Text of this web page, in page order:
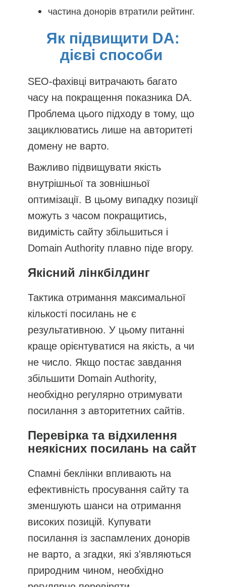
частина донорів втратили рейтинг.
Як підвищити DA:
дієві способи
SEO-фахівці витрачають багато
часу на покращення показника DA.
Проблема цього підходу в тому, що
зациклюватись лише на авторитеті
домену не варто.
Важливо підвищувати якість
внутрішньої та зовнішньої
оптимізації. В цьому випадку позиції
можуть з часом покращитись,
видимість сайту збільшиться і
Domain Authority плавно піде вгору.
Якісний лінкбілдинг
Тактика отримання максимальної
кількості посилань не є
результативною. У цьому питанні
краще орієнтуватися на якість, а чи
не число. Якщо постає завдання
збільшити Domain Authority,
необхідно регулярно отримувати
посилання з авторитетних сайтів.
Перевірка та відхилення
неякісних посилань на сайт
Спамні беклінки впливають на
ефективність просування сайту та
зменшують шанси на отримання
високих позицій. Купувати
посилання із заспамлених донорів
не варто, а згадки, які з'являються
природним чином, необхідно